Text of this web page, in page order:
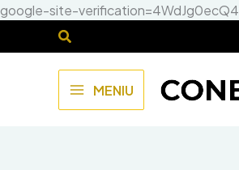
google-site-
MAIN
MENIU